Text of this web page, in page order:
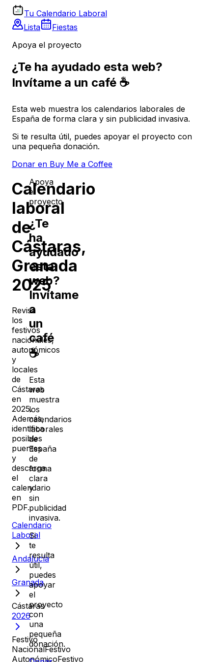
Tu Calendario Laboral
Lista
Fiestas
Apoya el proyecto
¿Te ha ayudado esta web?
Invítame a un café ☕
Esta web muestra los calendarios laborales de
España de forma clara y sin publicidad invasiva.
Si te resulta útil, puedes apoyar el proyecto con
una pequeña donación.
Donar en Buy Me a Coffee
Calendario
laboral
de
Cástaras,
Granada
2025
Revisa
los
festivos
nacionales,
autonómicos
y
locales
de
Cástaras
en
2025.
Además,
identifica
posibles
puentes
y
descarga
el
calendario
en
PDF.
Calendario
Laboral
Andalucía
Granada
Cástaras
2026
Festivo
NacionalFestivo
AutonómicoFestivo
Apoya
el
proyecto
¿Te
ha
ayudado
esta
web?
Invítame
a
un
café
☕
Esta
web
muestra
los
calendarios
laborales
de
España
de
forma
clara
y
sin
publicidad
invasiva.
Si
te
resulta
útil,
puedes
apoyar
el
proyecto
con
una
pequeña
donación.